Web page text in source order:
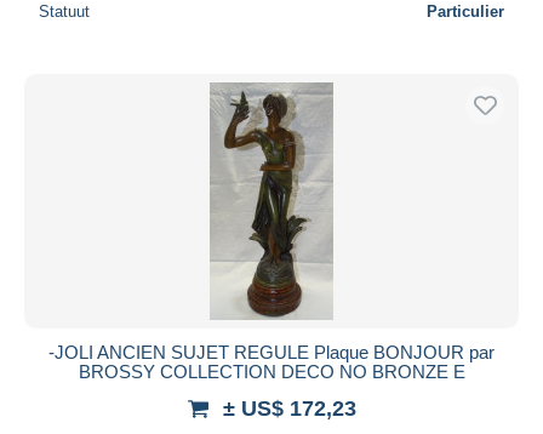
Statuut Particulier
-JOLI ANCIEN SUJET REGULE Plaque BONJOUR par
BROSSY COLLECTION DECO NO BRONZE E
± US$ 172,23